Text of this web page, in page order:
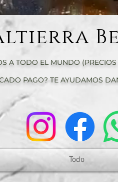
A TODO EL MUNDO
PAGO? TE AYUDAMOS
Todo